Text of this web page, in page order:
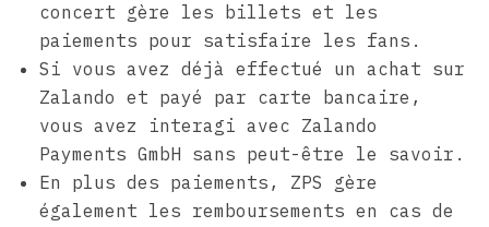
concert gère les billets et les
paiements pour satisfaire les fans.
Si vous avez déjà effectué un achat sur
Zalando et payé par carte bancaire,
vous avez interagi avec Zalando
Payments GmbH sans peut-être le savoir.
En plus des paiements, ZPS gère
également les remboursements en cas de